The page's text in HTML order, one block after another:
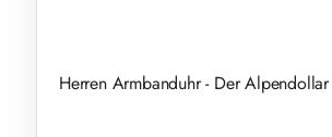
Herren Armbanduhr - Der Alpendollar